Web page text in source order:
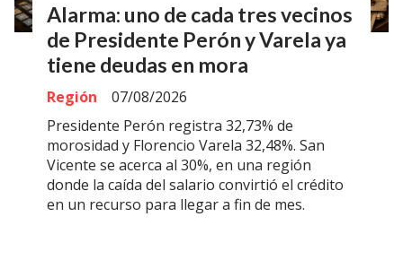
Alarma: uno de cada tres vecinos
de Presidente Perón y Varela ya
tiene deudas en mora
Región
07/08/2026
Presidente Perón registra 32,73% de
morosidad y Florencio Varela 32,48%. San
Vicente se acerca al 30%, en una región
donde la caída del salario convirtió el crédito
en un recurso para llegar a fin de mes.